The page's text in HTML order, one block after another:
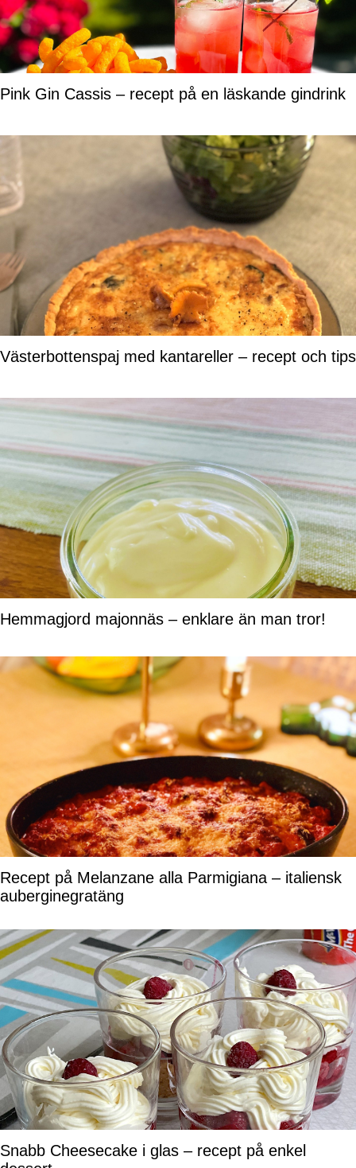
Pink Gin Cassis – recept på en läskande gindrink
Västerbottenspaj med kantareller – recept och tips
Hemmagjord majonnäs – enklare än man tror!
Recept på Melanzane alla Parmigiana – italiensk
auberginegratäng
Snabb Cheesecake i glas – recept på enkel